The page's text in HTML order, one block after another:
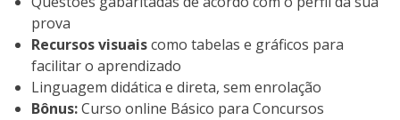
prova
Recursos visuaiscomo tabelas e gráficos para
facilitar o aprendizado
Linguagem didática e direta, sem enrolação
Bônus:Curso online Básico para Concursos